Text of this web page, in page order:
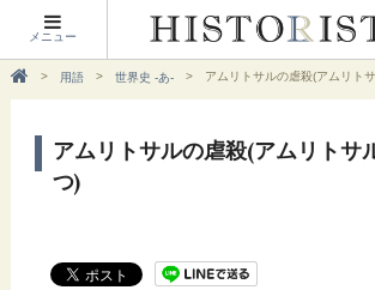
メニュー
用語 世界史 -あ- アムリトサルの虐殺(アムリト
アムリトサルの虐殺(アムリトサ
つ)